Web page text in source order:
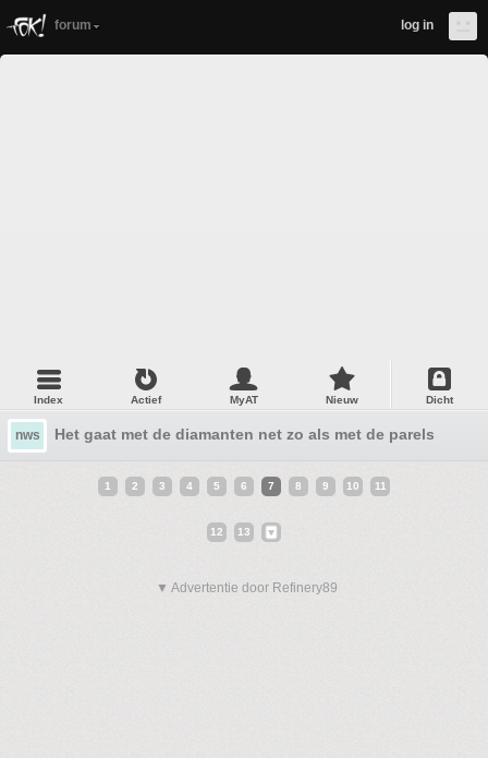
forum log in
Index Actief MyAT Nieuw Dicht
nws Het gaat met de diamanten net zo als met de parels, niets
1 2 3 4 5 6 7 8 9 10 11
12 13
▼ Advertentie door Refinery89